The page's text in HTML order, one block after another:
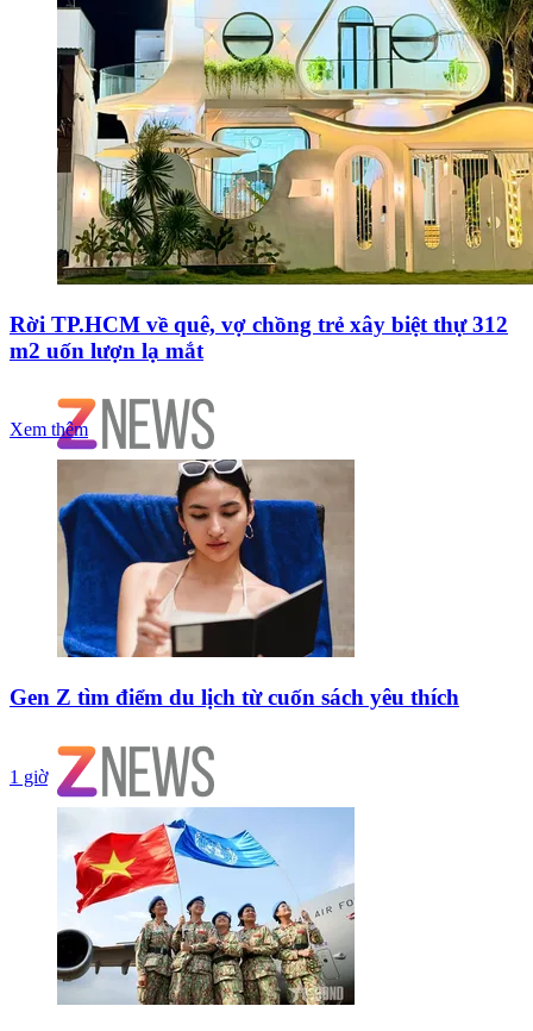
Rời TP.HCM về quê, vợ chồng trẻ xây biệt thự 312
m2 uốn lượn lạ mắt
Xem thêm
Gen Z tìm điểm du lịch từ cuốn sách yêu thích
1 giờ